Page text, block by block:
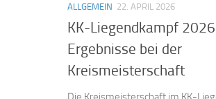
ALLGEMEIN 22. APRIL 2026
KK-Liegendkampf
Ergebnisse bei der
Kreismeisterschaft